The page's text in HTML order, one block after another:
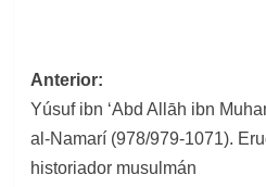
Navegación
de
entradas
Anterior:
Yúsuf ibn ‘Abd Allāh ibn
al-Namarí (978/979-1071).
historiador musulmán